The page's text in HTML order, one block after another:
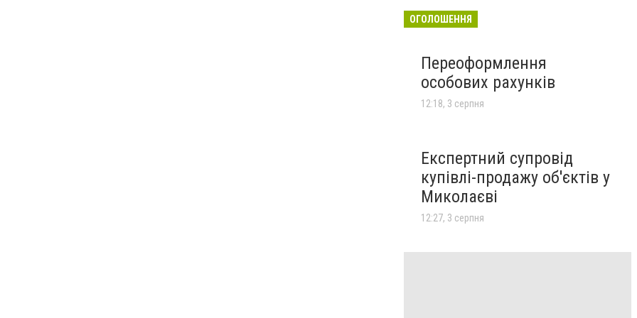
ОГОЛОШЕННЯ
Переоформлення
особових рахунків
12:18, 3 серпня
Експертний супровід
купівлі-продажу об'єктів у
Миколаєві
12:27, 3 серпня